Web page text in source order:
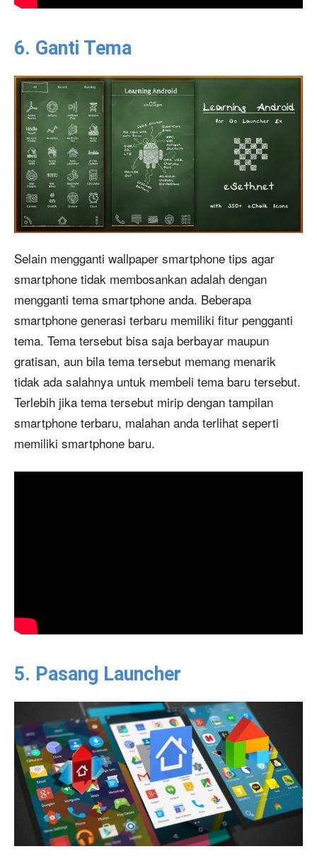
6. Ganti Tema
Selain mengganti wallpaper smartphone tips agar
smartphone tidak membosankan adalah dengan
mengganti tema smartphone anda. Beberapa
smartphone generasi terbaru memiliki fitur pengganti
tema. Tema tersebut bisa saja berbayar maupun
gratisan, aun bila tema tersebut memang menarik
tidak ada salahnya untuk membeli tema baru tersebut.
Terlebih jika tema tersebut mirip dengan tampilan
smartphone terbaru, malahan anda terlihat seperti
memiliki smartphone baru.
5. Pasang Launcher